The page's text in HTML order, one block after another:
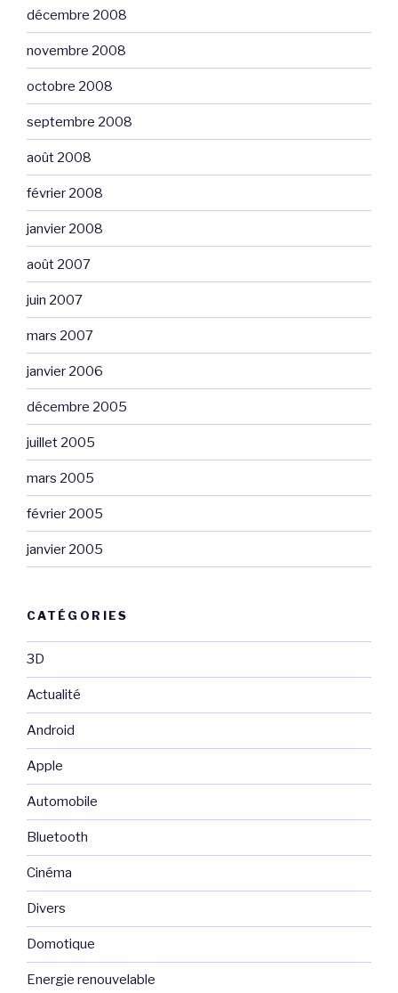
décembre 2008
novembre 2008
octobre 2008
septembre 2008
août 2008
février 2008
janvier 2008
août 2007
juin 2007
mars 2007
janvier 2006
décembre 2005
juillet 2005
mars 2005
février 2005
janvier 2005
CATÉGORIES
3D
Actualité
Android
Apple
Automobile
Bluetooth
Cinéma
Divers
Domotique
Energie renouvelable